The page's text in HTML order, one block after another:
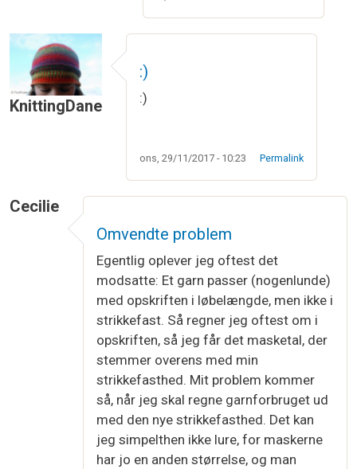
KnittingDane
:)
:)
ons, 29/11/2017 - 10:23 Permalink
Cecilie
Omvendte problem
Egentlig oplever jeg oftest det
modsatte: Et garn passer (nogenlunde)
med opskriften i løbelængde, men ikke i
strikkefast. Så regner jeg oftest om i
opskriften, så jeg får det masketal, der
stemmer overens med min
strikkefasthed. Mit problem kommer
så, når jeg skal regne garnforbruget ud
med den nye strikkefasthed. Det kan
jeg simpelthen ikke lure, for maskerne
har jo en anden størrelse, og man